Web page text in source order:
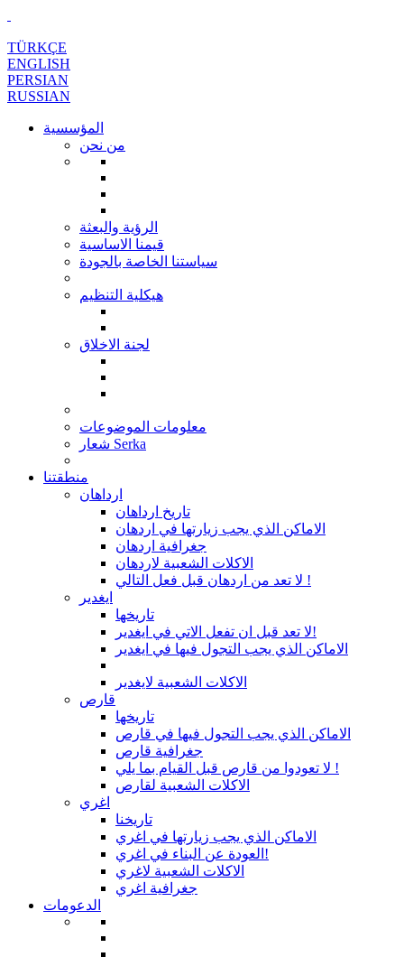
TÜRKÇE
ENGLISH
PERSIAN
RUSSIAN
المؤسسية
من نحن
الرؤية والبعثة
قيمنا الاساسية
سياستنا الخاصة بالجودة
هيكلية التنظيم
لجنة الاخلاق
معلومات الموضوعات
شعار Serka
منطقتنا
ارداهان
تاريخ ارداهان
الاماكن الذي يجب زيارتها في اردهان
جغرافية اردهان
الاكلات الشعبية لاردهان
لا تعد من اردهان قبل فعل التالي !
ايغدير
تاريخها
لا تعد قبل ان تفعل الاتي في ايغدير!
الاماكن الذي يجب التجول فيها في ايغدير
الاكلات الشعبية لايغدير
قارص
تاريخها
الاماكن الذي يجب التجول فيها في قارص
جغرافية قارص
لا تعودوا من قارص قبل القيام بما يلي !
الاكلات الشعبية لقارص
اغري
تاريخنا
الاماكن الذي يجب زيارتها في اغري
العودة عن البناء في اغري!
الاكلات الشعبية لاغري
جغرافية اغري
الدعومات